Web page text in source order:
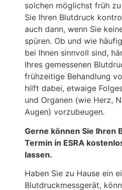
solchen möglichst früh
Sie Ihren Blutdruck
auch dann, wenn Sie
spüren. Ob und wie
bei Ihnen sinnvoll sind,
Ihres gemessenen
frühzeitige Behandlung
hilft dabei, etwaige
und Organen (wie Herz,
Augen) vorzubeugen.
Gerne können Sie Ihren
Termin in ESRA
lassen.
Haben Sie zu Hause ein
Blutdruckmessgerät,